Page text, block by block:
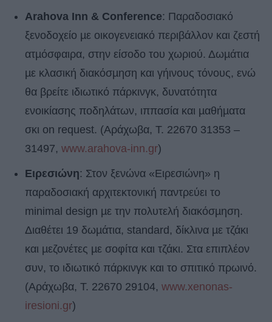
Arahova Inn & Conference: Παραδοσιακό
ξενοδοχείο µε οικογενειακό περιβάλλον και ζεστή
ατµόσφαιρα, στην είσοδο του χωριού. Δωµάτια
µε κλασική διακόσµηση και γήινους τόνους, ενώ
θα βρείτε ιδιωτικό πάρκινγκ, δυνατότητα
ενοικίασης ποδηλάτων, ιππασία και µαθήµατα
σκι on request. (Αράχωβα, Τ. 22670 31353 –
31497, www.arahova-inn.gr)
Ειρεσιώνη: Στον ξενώνα «Ειρεσιώνη» η
παραδοσιακή αρχιτεκτονική παντρεύει τo
minimal design µε την πολυτελή διακόσµηση.
Διαθέτει 19 δωµάτια, standard, δίκλινα µε τζάκι
και µεζονέτες µε σοφίτα και τζάκι. Στα επιπλέον
συν, το ιδιωτικό πάρκινγκ και το σπιτικό πρωινό.
(Αράχωβα, Τ. 22670 29104, www.xenonas-
iresioni.gr)